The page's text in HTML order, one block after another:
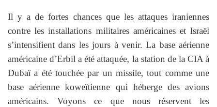
Il y a de fortes chances que les attaques iraniennes
contre les installations militaires américaines et Israël
s’intensifient dans les jours à venir. La base aérienne
américaine d’Erbil a été attaquée, la station de la CIA à
Dubaï a été touchée par un missile, tout comme une
base aérienne koweïtienne qui héberge des avions
américains. Voyons ce que nous réservent les